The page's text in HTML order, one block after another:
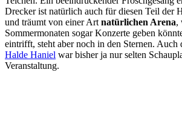
Drecker ist natürlich auch für diesen Teil der
und träumt von einer Art natürlichen Arena,
Sommermonaten sogar Konzerte geben
eintrifft, steht aber noch in den Sternen. Auch
Halde Haniel war bisher ja nur selten
Veranstaltung.